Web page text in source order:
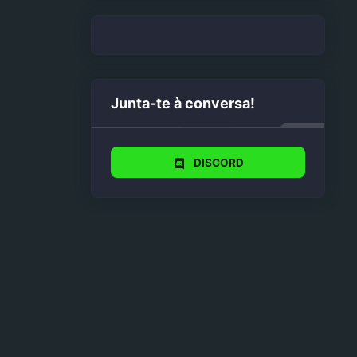
Junta-te à conversa!
DISCORD